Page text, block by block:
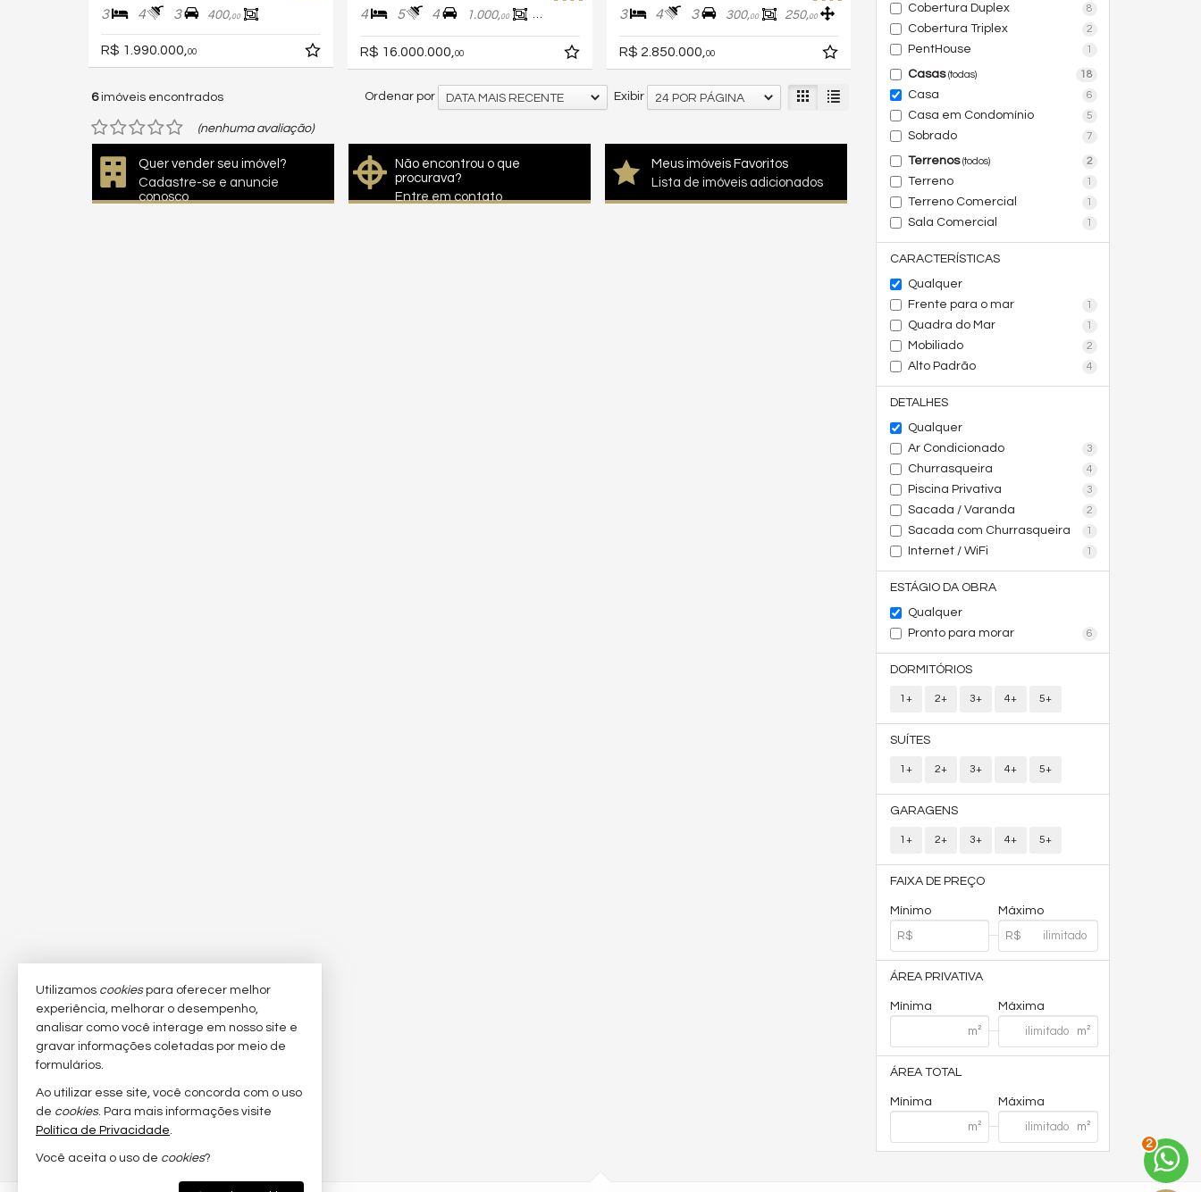
Cobertura Duplex 8
Cobertura Triplex 2
PentHouse 1
Casas(todas) 18
Casa 6
Casa em Condomínio 5
Sobrado 7
Terrenos(todos) 2
Terreno 1
Terreno Comercial 1
Sala Comercial 1
CARACTERÍSTICAS
Qualquer
Frente para o mar
1
Quadra do Mar 1
Mobiliado 2
Alto Padrão 4
DETALHES
Qualquer
Ar Condicionado
3
Churrasqueira 4
Piscina Privativa 3
Sacada / Varanda 2
Sacada com Churrasqueira 1
Internet / WiFi 1
ESTÁGIO DA OBRA
Qualquer
Pronto para morar
6
DORMITÓRIOS
1+ 2+ 3+ 4+ 5+
SUÍTES
1+ 2+ 3+ 4+ 5+
GARAGENS
1+ 2+ 3+ 4+ 5+
FAIXA DE PREÇO
Mínimo Máximo
ÁREA PRIVATIVA
Mínima Máxima
ÁREA TOTAL
Mínima Máxima
3 4 3 400,00
R$ 1.990.000,00
4 5 4 1.000,00 700,
R$ 16.000.000,00
3 4 3 300,00 250,00
R$ 2.850.000,00
6imóveis encontrados Exibir 24 POR PÁGINA
Ordenar por DATA MAIS RECENTE
(nenhuma avaliação)
Quer vender seu imóvel?
Cadastre-se e anuncie
conosco
Não encontrou o que
procurava?
Entre em contato
Meus imóveis Favoritos
Lista de imóveis adicionados
Utilizamos cookiespara oferecer melhor
experiência, melhorar o desempenho,
analisar como você interage em nosso site e
gravar informações coletadas por meio de
formulários.
Ao utilizar esse site, você concorda com o uso
de cookies. Para mais informações visite
Política de Privacidade.
Você aceita o uso de cookies?